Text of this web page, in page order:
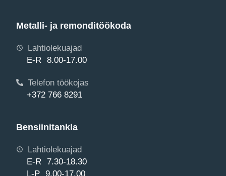
Metalli- ja remonditöökoda
Lahtiolekuajad
E-R 8.00-17.00
Telefon töökojas
+372 766 8291
Bensiinitankla
Lahtiolekuajad
E-R 7.30-18.30
L-P 9.00-17.00